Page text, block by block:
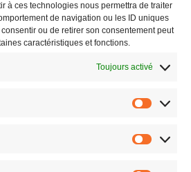
à ces technologies nous permettra de traiter
de navigation ou les ID uniques
ou de retirer son consentement peut
caractéristiques et fonctions.
Toujours activé
Aujourd’hui Évènements
suivants